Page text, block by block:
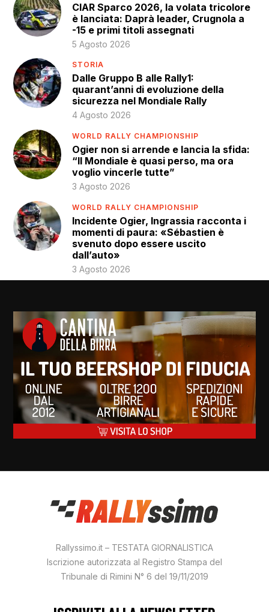
CIAR Sparco 2026, la volata tricolore
è lanciata: Daprà leader, Crugnola a
-15 e primi titoli assegnati
5 Agosto 2026
STORIA
Dalle Gruppo B alle Rally1:
quarant’anni di evoluzione della
sicurezza nel Mondiale Rally
4 Agosto 2026
WORLD RALLY CHAMPIONSHIP
Ogier non si arrende e lancia la sfida:
“Il Mondiale è quasi perso, ma ora
voglio vincerle tutte”
3 Agosto 2026
WORLD RALLY CHAMPIONSHIP
Incidente Ogier, Ingrassia racconta i
momenti di paura: «Sébastien è
svenuto dopo essere uscito
dall’auto»
3 Agosto 2026
Rallyssimo.it – TESTATA GIORNALISTICA
Iscrizione autorizzata al Registro Stampa del
Tribunale di Rimini N° 6 del 19/11/2019